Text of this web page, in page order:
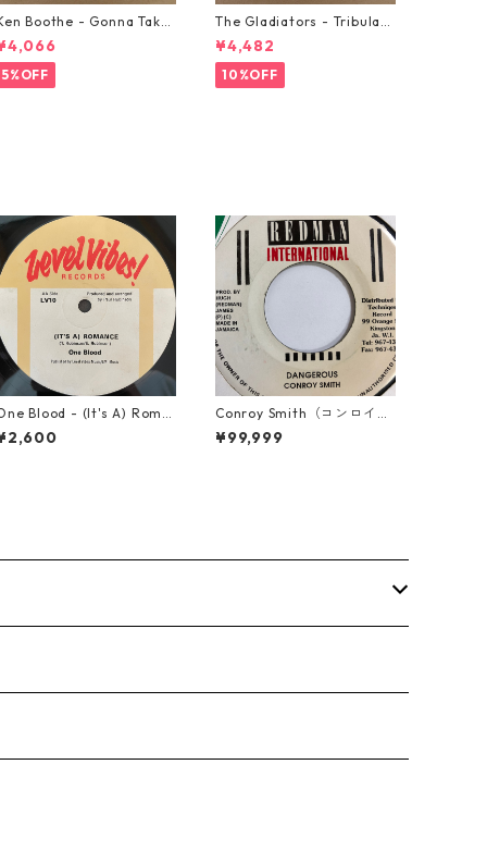
Boothe - Gonna Take
Miracle【7-21362】
5%OFF
The Gladiators - Tribulati
on【7-21365】
¥4,482
10%OFF
Blood - (It's A) Roma
【12-50054】
Conroy Smith（コンロイス
ミス） - Dangerous【7'】
¥99,999